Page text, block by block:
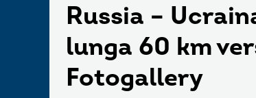
Russia –
lunga 60 km
Fotogallery